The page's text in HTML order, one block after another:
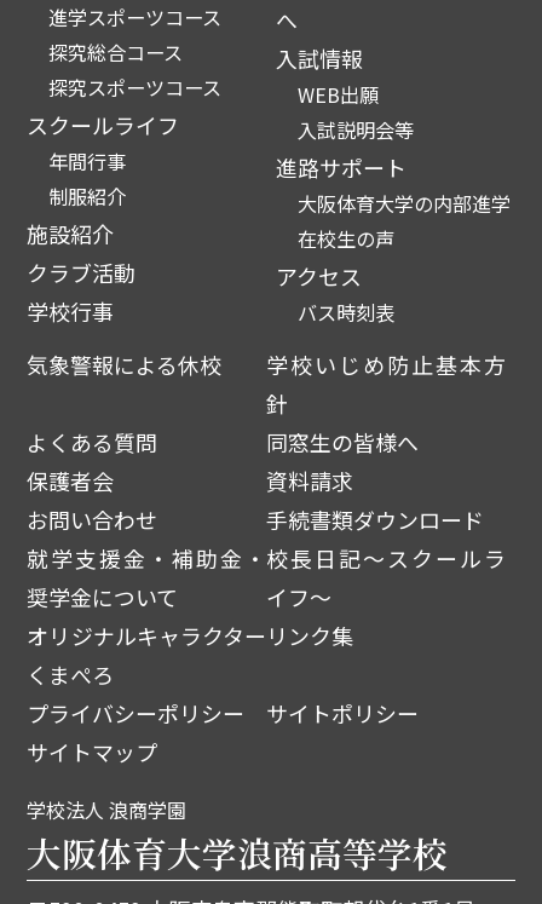
進学スポーツコース
探究総合コース
探究スポーツコース
スクールライフ
年間行事
制服紹介
施設紹介
クラブ活動
学校行事
へ
入試情報
WEB出願
入試説明会等
進路サポート
大阪体育大学の内部進学
在校生の声
アクセス
バス時刻表
気象警報による休校
学校いじめ防止基本方
針
よくある質問
同窓生の皆様へ
保護者会
資料請求
お問い合わせ
手続書類ダウンロード
就学支援金・補助金・
奨学金について
校長日記～スクールラ
イフ～
オリジナルキャラクター
くまぺろ
リンク集
プライバシーポリシー
サイトポリシー
サイトマップ
学校法人 浪商学園
大阪体育大学浪商高等学校